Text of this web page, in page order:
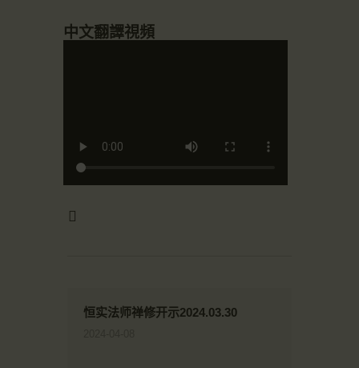
中文翻譯視頻
恒实法师禅修开示2024.03.30